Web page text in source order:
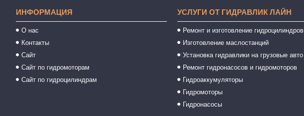
ИНФОРМАЦИЯ
О нас
Контакты
Сайт
Сайт по гидромоторам
Сайт по гидроцилиндрам
УСЛУГИ ОТ ГИДРАВЛИК ЛАЙН
Ремонт и изготовление гидроцилиндров
Изготовление маслостанций
Установка гидравлики на грузовые авто
Ремонт гидронасосов и гидромоторов
Гидроаккумуляторы
Гидромоторы
Гидронасосы